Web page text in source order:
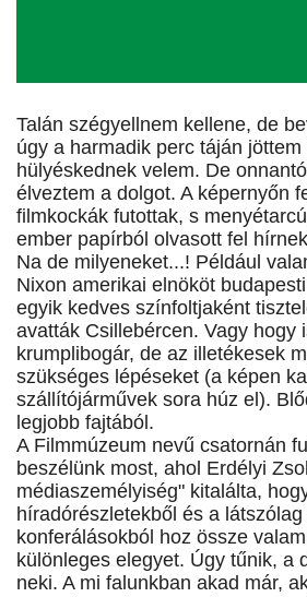
Talán szégyellnem kellene, de
úgy a harmadik perc táján
hülyéskednek velem. De
élveztem a dolgot. A képernyőn
filmkockák futottak, s
ember papírból olvasott fel
Na de milyeneket...! Például
Nixon amerikai elnököt
egyik kedves színfoltjaként
avatták Csillebércen. Vagy hogy
krumplibogár, de az illetékesek
szükséges lépéseket (a képen
szállítójárművek sora húz el).
legjobb fajtából.
A Filmmúzeum nevű csatornán
beszélünk most, ahol Erdélyi
médiaszemélyiség" kitalálta,
híradórészletekből és a
konferálásokból hoz össze
különleges elegyet. Úgy tűnik, a
neki. A mi falunkban akad már,